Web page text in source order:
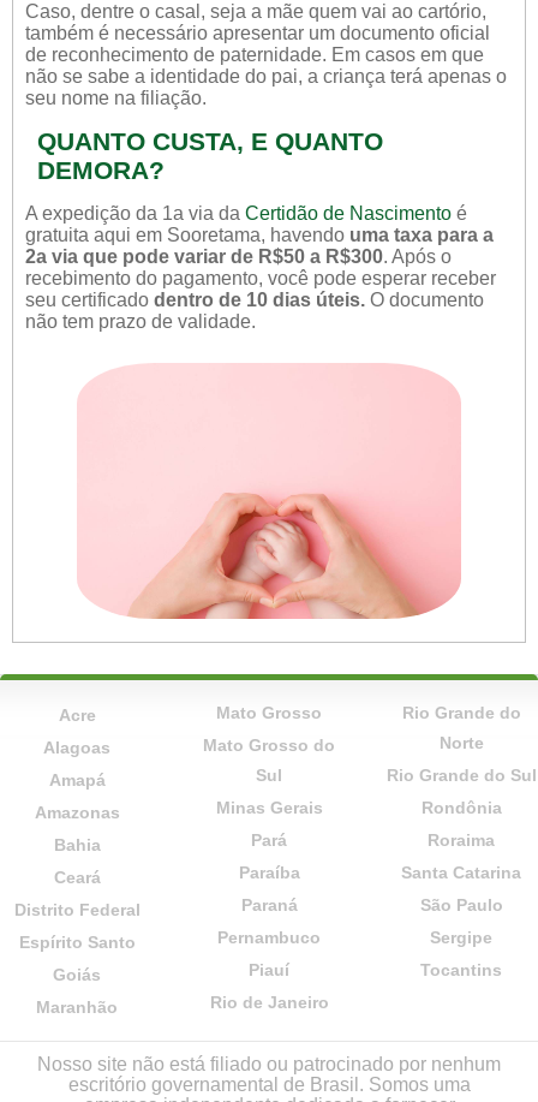
Caso, dentre o casal, seja a mãe quem vai ao cartório,
também é necessário apresentar um documento oficial
de reconhecimento de paternidade. Em casos em que
não se sabe a identidade do pai, a criança terá apenas o
seu nome na filiação.
QUANTO CUSTA, E QUANTO
DEMORA?
A expedição da 1a via da Certidão de Nascimento é
gratuita aqui em Sooretama, havendo uma taxa para a
2a via que pode variar de R$50 a R$300. Após o
recebimento do pagamento, você pode esperar receber
seu certificado dentro de 10 dias úteis. O documento
não tem prazo de validade.
Acre
Alagoas
Amapá
Amazonas
Bahia
Ceará
Distrito Federal
Espírito Santo
Goiás
Maranhão
Mato Grosso
Mato Grosso do
Sul
Minas Gerais
Pará
Paraíba
Paraná
Pernambuco
Piauí
Rio de Janeiro
Rio Grande do
Norte
Rio Grande do Sul
Rondônia
Roraima
Santa Catarina
São Paulo
Sergipe
Tocantins
Nosso site não está filiado ou patrocinado por nenhum
escritório governamental de Brasil. Somos uma